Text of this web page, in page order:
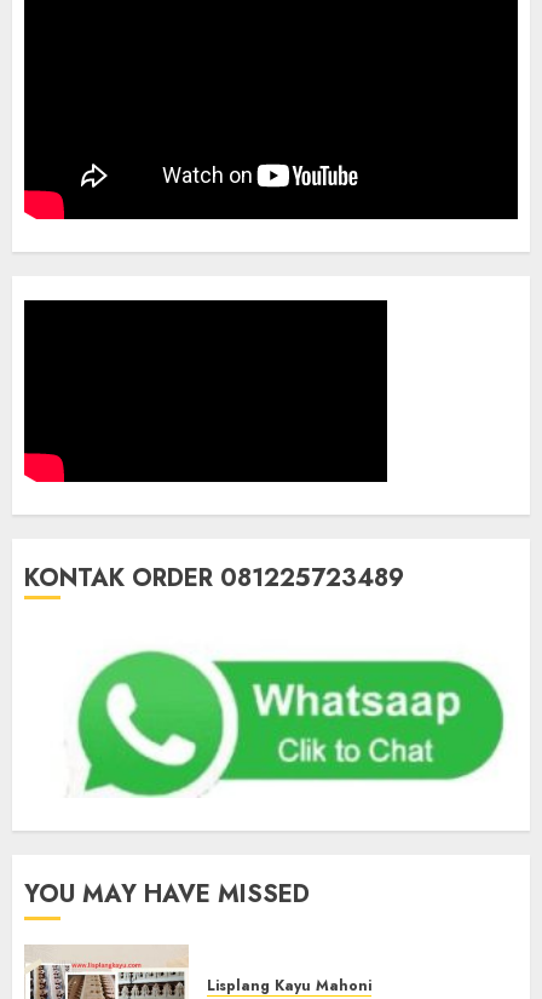
KONTAK ORDER 081225723489
YOU MAY HAVE MISSED
Lisplang Kayu Mahoni